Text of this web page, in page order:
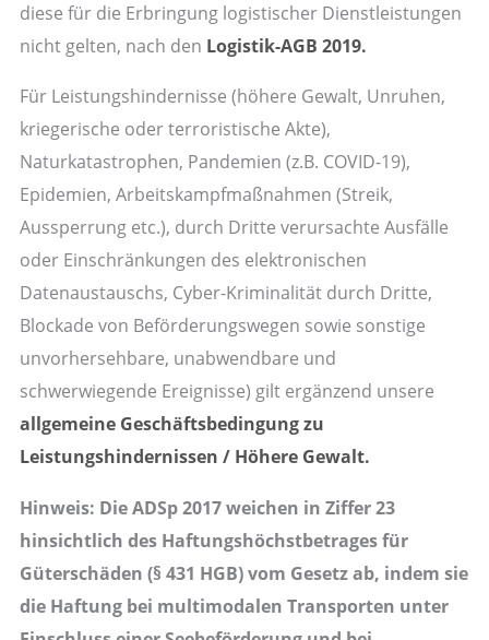
diese für die Erbringung logistischer Dienstleistungen
nicht gelten, nach den Logistik-AGB 2019.
Für Leistungshindernisse (höhere Gewalt, Unruhen,
kriegerische oder terroristische Akte),
Naturkatastrophen, Pandemien (z.B. COVID-19),
Epidemien, Arbeitskampfmaßnahmen (Streik,
Aussperrung etc.), durch Dritte verursachte Ausfälle
oder Einschränkungen des elektronischen
Datenaustauschs, Cyber-Kriminalität durch Dritte,
Blockade von Beförderungswegen sowie sonstige
unvorhersehbare, unabwendbare und
schwerwiegende Ereignisse) gilt ergänzend unsere
allgemeine Geschäftsbedingung zu
Leistungshindernissen / Höhere Gewalt.
Hinweis: Die ADSp 2017 weichen in Ziffer 23
hinsichtlich des Haftungshöchstbetrages für
Güterschäden (§ 431 HGB) vom Gesetz ab, indem sie
die Haftung bei multimodalen Transporten unter